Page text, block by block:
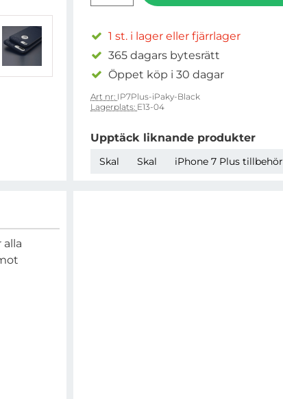
1 st. i lager eller fjärrlager
365 dagars bytesrätt
Öppet köp i 30 dagar
Art nr: IP7Plus-iPaky-Black
Lagerplats: E13-04
Upptäck liknande produkter
Skal Skal iPhone 7 Plus tillbehör
alla